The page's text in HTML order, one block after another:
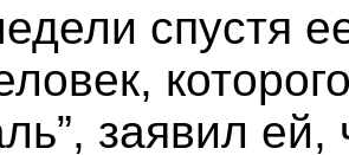
спустя
заявил